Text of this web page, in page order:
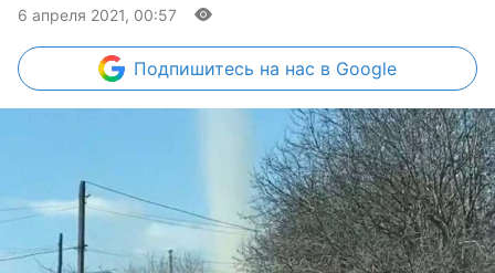
6 апреля 2021, 00:57
Подпишитесь на нас в Google